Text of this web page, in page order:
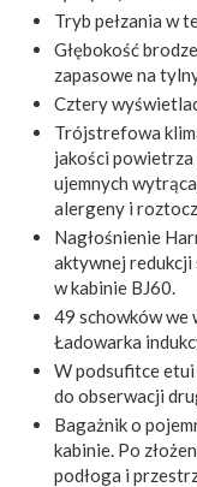
Tryb pełzania w
Głębokość
zapasowe na
Cztery
Trójstrefowa
jakości
ujemnych
alergeny i
Nagłośnienie
aktywnej redukcji
w kabinie BJ60.
49 schowków we
Ładowarka
W podsufitce etui
do obserwacji
Bagażnik o
kabinie. Po
podłoga i